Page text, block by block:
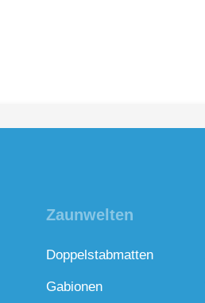
Zaunwelten
Doppelstabmatten
Gabionen